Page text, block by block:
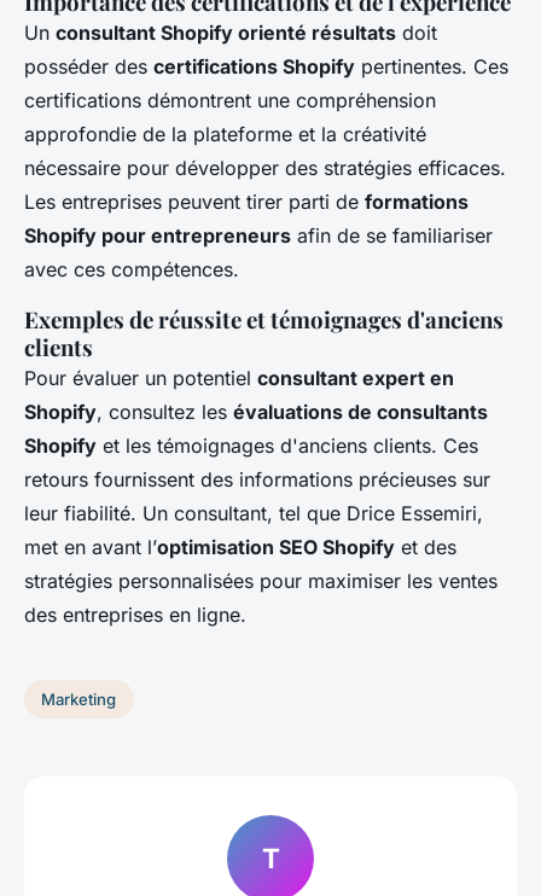
Un consultant Shopify orienté résultats doit
posséder des certifications Shopify pertinentes. Ces
certifications démontrent une compréhension
approfondie de la plateforme et la créativité
nécessaire pour développer des stratégies efficaces.
Les entreprises peuvent tirer parti de formations
Shopify pour entrepreneurs afin de se familiariser
avec ces compétences.
Exemples de réussite et témoignages d'anciens
clients
Pour évaluer un potentiel consultant expert en
Shopify, consultez les évaluations de consultants
Shopify et les témoignages d'anciens clients. Ces
retours fournissent des informations précieuses sur
leur fiabilité. Un consultant, tel que Drice Essemiri,
met en avant l’optimisation SEO Shopify et des
stratégies personnalisées pour maximiser les ventes
des entreprises en ligne.
Marketing
T